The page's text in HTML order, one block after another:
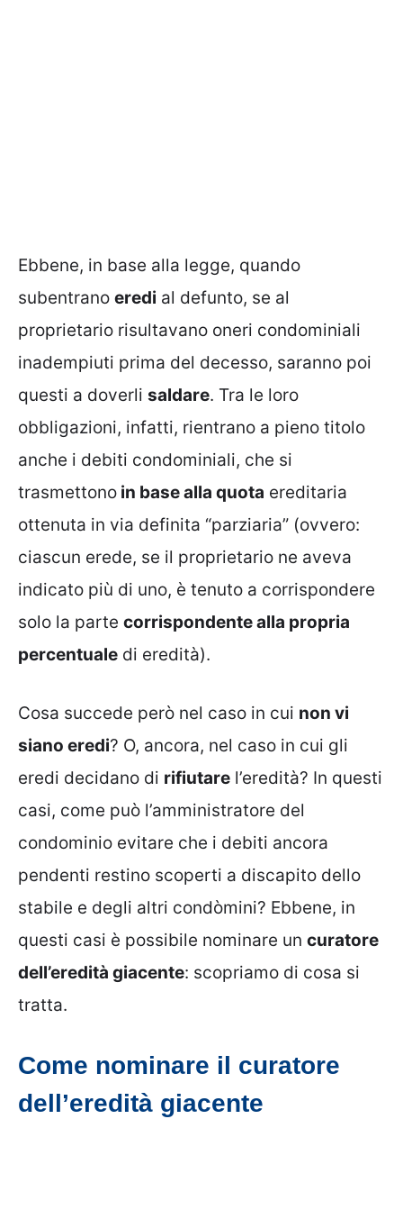
Ebbene, in base alla legge, quando
subentrano eredi al defunto, se al
proprietario risultavano oneri condominiali
inadempiuti prima del decesso, saranno poi
questi a doverli saldare. Tra le loro
obbligazioni, infatti, rientrano a pieno titolo
anche i debiti condominiali, che si
trasmettono in base alla quota ereditaria
ottenuta in via definita “parziaria” (ovvero:
ciascun erede, se il proprietario ne aveva
indicato più di uno, è tenuto a corrispondere
solo la parte corrispondente alla propria
percentuale di eredità).
Cosa succede però nel caso in cui non vi
siano eredi? O, ancora, nel caso in cui gli
eredi decidano di rifiutare l’eredità? In questi
casi, come può l’amministratore del
condominio evitare che i debiti ancora
pendenti restino scoperti a discapito dello
stabile e degli altri condòmini? Ebbene, in
questi casi è possibile nominare un curatore
dell’eredità giacente: scopriamo di cosa si
tratta.
Come nominare il curatore
dell’eredità giacente